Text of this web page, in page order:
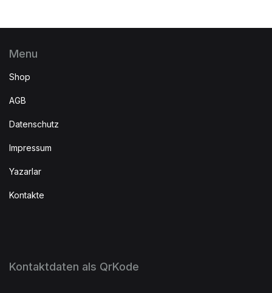
Menu
Shop
AGB
Datenschutz
Impressum
Yazarlar
Kontakte
Kontaktdaten als QrKode